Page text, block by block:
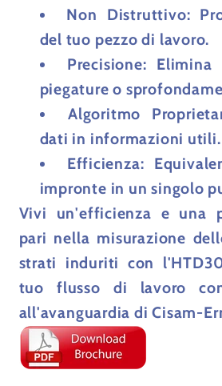
Non Distruttivo:
del tuo pezzo di lavoro.
Precisione: Elimina
piegature o
Algoritmo
dati in informazioni utili.
Efficienza:
impronte in un singolo
Vivi un'efficienza e una
pari nella misurazione
strati induriti con
tuo flusso di lavoro
all'avanguardia di Cisam-